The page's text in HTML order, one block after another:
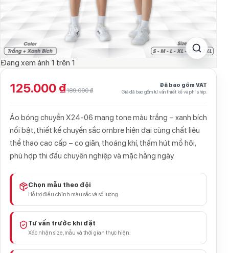
Đang xem ảnh 1 trên 1
125.000 ₫189.000 ₫
Đã bao gồm VAT
Giá đã bao gồm tư vấn thiết kế và phí ship.
Áo bóng chuyền X24-06 mang tone màu trắng – xanh bích
nổi bật, thiết kế chuyển sắc ombre hiện đại cùng chất liệu
thể thao cao cấp – co giãn, thoáng khí, thấm hút mồ hôi,
phù hợp thi đấu chuyên nghiệp và mặc hằng ngày.
Chọn mẫu theo đội
Hỗ trợ điều chỉnh màu sắc và số lượng.
Tư vấn trước khi đặt
Xác nhận size, mẫu và thời gian thực hiện.